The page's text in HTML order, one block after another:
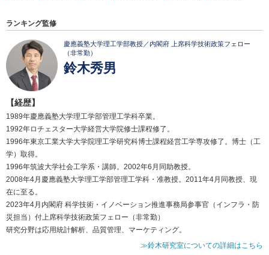
ランキング監修
慶應義塾大学理工学部教授／内閣府 上席科学技術政策フェロー
（非常勤）
鈴木秀男
【経歴】
1989年慶應義塾大学理工学部管理工学科卒業。
1992年ロチェスター大学経営大学院修士課程修了。
1996年東京工業大学大学院理工学研究科博士課程経営工学専攻修了。博士（工
学）取得。
1996年筑波大学社会工学系・講師。2002年6月同助教授。
2008年4月慶應義塾大学理工学部管理工学科・准教授。2011年4月同教授、現
在に至る。
2023年4月内閣府 科学技術・イノベーション推進事務局参事官（インフラ・防
災担当）付上席科学技術政策フェロー（非常勤）
研究分野は応用統計解析、品質管理、マーケティング。
≫鈴木研究室についての詳細はこちら